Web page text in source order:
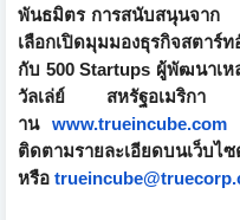
พันธมิตร การสนับสนุนจาก
เลือกเปิดมุมมองธุรกิจสตาร์ท
กับ 500 Startups ผู้พัฒนาเห
วัลเล่ย์ สหรัฐอเมริกา ผู้
านwww.trueincube.com
ติดตามรายละเอียดบนเว็บไซ
หรือ